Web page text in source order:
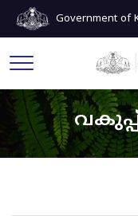
Government of